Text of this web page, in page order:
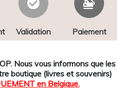
Validation Paiement
Nous vous informons que les
boutique (livres et souvenirs)
en Belgique.